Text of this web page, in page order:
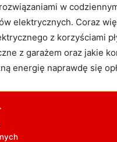
w
⁤elektrycznych. Coraz
‍z ​korzyściami
z ⁤garażem oraz jakie
energię naprawdę się